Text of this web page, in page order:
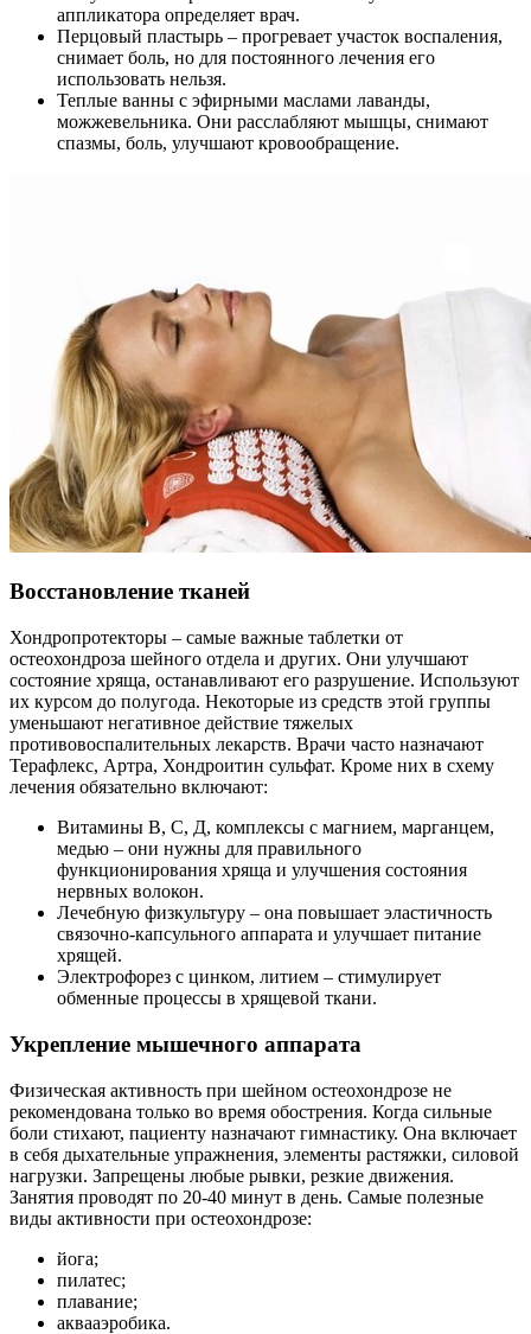
аппликатора определяет врач.
Перцовый пластырь – прогревает участок воспаления,
снимает боль, но для постоянного лечения его
использовать нельзя.
Теплые ванны с эфирными маслами лаванды,
можжевельника. Они расслабляют мышцы, снимают
спазмы, боль, улучшают кровообращение.
Восстановление тканей
Хондропротекторы – самые важные таблетки от
остеохондроза шейного отдела и других. Они улучшают
состояние хряща, останавливают его разрушение. Используют
их курсом до полугода. Некоторые из средств этой группы
уменьшают негативное действие тяжелых
противовоспалительных лекарств. Врачи часто назначают
Терафлекс, Артра, Хондроитин сульфат. Кроме них в схему
лечения обязательно включают:
Витамины В, С, Д, комплексы с магнием, марганцем,
медью – они нужны для правильного
функционирования хряща и улучшения состояния
нервных волокон.
Лечебную физкультуру – она повышает эластичность
связочно-капсульного аппарата и улучшает питание
хрящей.
Электрофорез с цинком, литием – стимулирует
обменные процессы в хрящевой ткани.
Укрепление мышечного аппарата
Физическая активность при шейном остеохондрозе не
рекомендована только во время обострения. Когда сильные
боли стихают, пациенту назначают гимнастику. Она включает
в себя дыхательные упражнения, элементы растяжки, силовой
нагрузки. Запрещены любые рывки, резкие движения.
Занятия проводят по 20-40 минут в день. Самые полезные
виды активности при остеохондрозе:
йога;
пилатес;
плавание;
аквааэробика.